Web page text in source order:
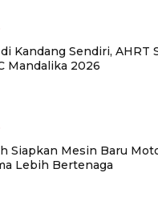
Kandang Sendiri, AHRT
Mandalika 2026
Siapkan Mesin Baru
Lebih Bertenaga